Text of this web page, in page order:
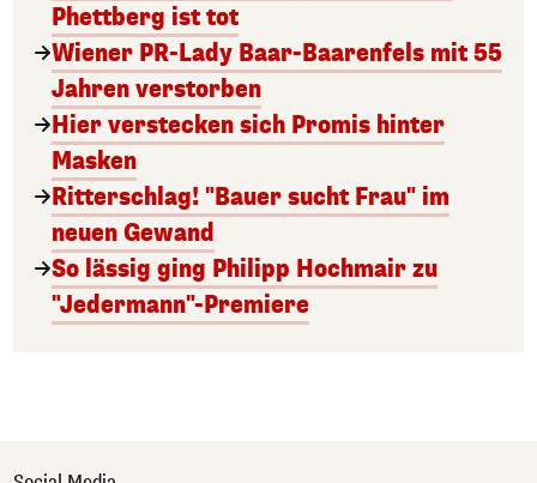
Phettberg ist tot
Wiener PR-Lady Baar-Baarenfels mit 55
Jahren verstorben
Hier verstecken sich Promis hinter
Masken
Ritterschlag! "Bauer sucht Frau" im
neuen Gewand
So lässig ging Philipp Hochmair zu
"Jedermann"-Premiere